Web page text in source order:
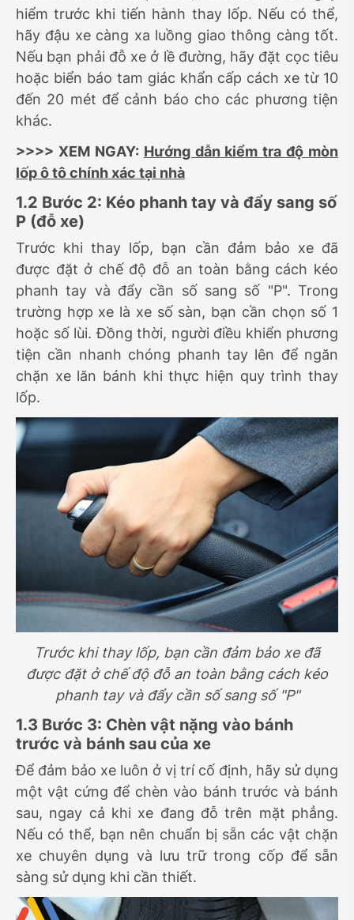
hiểm trước khi tiến hành thay lốp. Nếu có thể,
hãy đậu xe càng xa luồng giao thông càng tốt.
Nếu bạn phải đỗ xe ở lề đường, hãy đặt cọc tiêu
hoặc biển báo tam giác khẩn cấp cách xe từ 10
đến 20 mét để cảnh báo cho các phương tiện
khác.
>>>> XEM NGAY: Hướng dẫn kiểm tra độ mòn
lốp ô tô chính xác tại nhà
1.2 Bước 2: Kéo phanh tay và đẩy sang số
P (đỗ xe)
Trước khi thay lốp, bạn cần đảm bảo xe đã
được đặt ở chế độ đỗ an toàn bằng cách kéo
phanh tay và đẩy cần số sang số "P". Trong
trường hợp xe là xe số sàn, bạn cần chọn số 1
hoặc số lùi. Đồng thời, người điều khiển phương
tiện cần nhanh chóng phanh tay lên để ngăn
chặn xe lăn bánh khi thực hiện quy trình thay
lốp.
Trước khi thay lốp, bạn cần đảm bảo xe đã
được đặt ở chế độ đỗ an toàn bằng cách kéo
phanh tay và đẩy cần số sang số "P"
1.3 Bước 3: Chèn vật nặng vào bánh
trước và bánh sau của xe
Để đảm bảo xe luôn ở vị trí cố định, hãy sử dụng
một vật cứng để chèn vào bánh trước và bánh
sau, ngay cả khi xe đang đỗ trên mặt phẳng.
Nếu có thể, bạn nên chuẩn bị sẵn các vật chặn
xe chuyên dụng và lưu trữ trong cốp để sẵn
sàng sử dụng khi cần thiết.